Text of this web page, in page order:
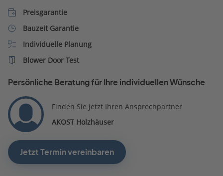
Preisgarantie
Bauzeit Garantie
Individuelle Planung
Blower Door Test
Persönliche Beratung für Ihre individuellen Wünsche
Finden Sie jetzt Ihren Ansprechpartner
AKOST Holzhäuser
Jetzt Termin vereinbaren